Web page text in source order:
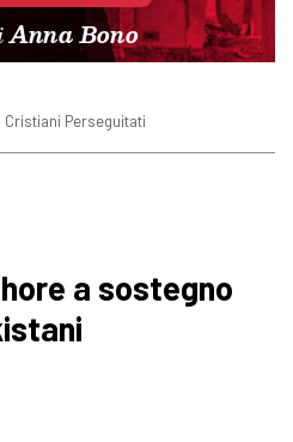
Anna Bono
Cristiani Perseguitati
a sostegno